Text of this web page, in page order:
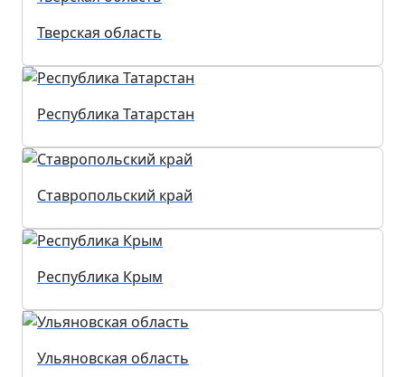
Тверская область
Республика Татарстан
Ставропольский край
Республика Крым
Ульяновская область